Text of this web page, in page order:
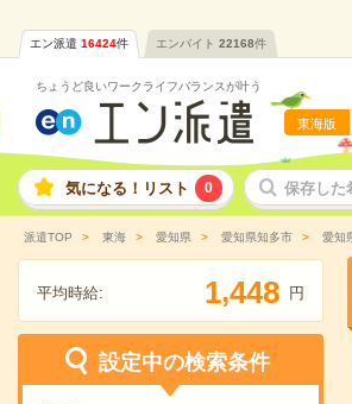
エン派遣 16424件 エンバイト 22168件
ちょうど良いワークライフバランスが叶う
東海版
気になる！リスト 0 保存した
派遣TOP 東海 愛知県 愛知県知多市 愛知
平均時給: 1,448 円
設定中の検索条件